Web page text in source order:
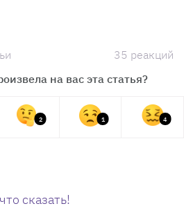
35 реакций
на вас эта статья?
2 1 4
сказать!